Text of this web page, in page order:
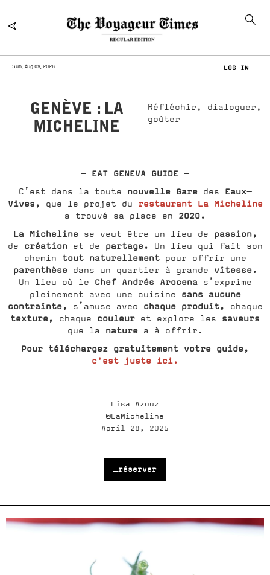
Sun, Aug 09, 2026 LOG IN
GENÈVE : LA
MICHELINE
Réfléchir, dialoguer,
goûter
- EAT GENEVA GUIDE -
C’est dans la toute nouvelle Gare des Eaux-
Vives,
que le projet du restaurant La Micheline
a trouvé sa place en 2020.
La Micheline
se veut être un lieu de passion,
de créationet de partage.
Un lieu qui fait son
chemin tout naturellementpour offrir une
parenthèse dans un quartier à grande vitesse.
Un lieu où le Chef Andrés Arocenas’exprime
pleinement avec une cuisine sans aucune
contrainte, s’amuse avec chaque produit, chaque
texture, chaque couleur et explore les saveurs
que la naturea à offrir.
Pour téléchargez gratuitement votre guide,
c'est juste ici.
Lisa Azouz
©LaMicheline
April 28, 2025
_réserver